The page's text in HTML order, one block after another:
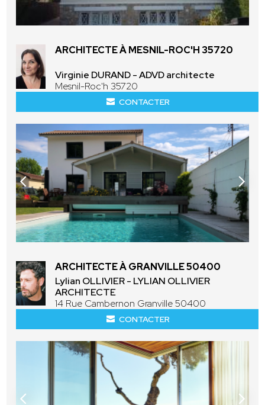
ARCHITECTE À MESNIL-ROC'H 35720
Virginie DURAND - ADVD architecte
Mesnil-Roc'h 35720
CONTACTER
ARCHITECTE À GRANVILLE 50400
Lylian OLLIVIER - LYLIAN OLLIVIER
ARCHITECTE
14 Rue Cambernon Granville 50400
CONTACTER